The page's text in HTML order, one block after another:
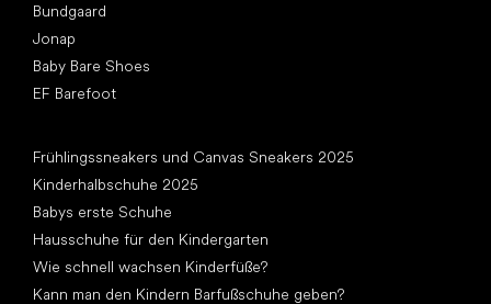
Bundgaard
Jonap
Baby Bare Shoes
EF Barefoot
Frühlingssneakers und Canvas Sneakers 2025
Kinderhalbschuhe 2025
Babys erste Schuhe
Hausschuhe für den Kindergarten
Wie schnell wachsen Kinderfüße?
Kann man den Kindern Barfußschuhe geben?